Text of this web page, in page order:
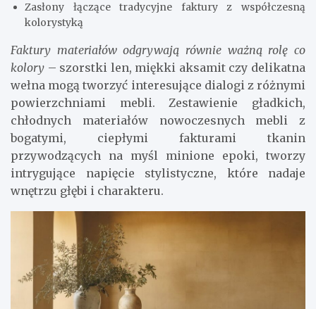
Zasłony łączące tradycyjne faktury z współczesną
kolorystyką
Faktury materiałów odgrywają równie ważną rolę co
kolory – szorstki len, miękki aksamit czy delikatna
wełna mogą tworzyć interesujące dialogi z różnymi
powierzchniami mebli. Zestawienie gładkich,
chłodnych materiałów nowoczesnych mebli z
bogatymi, ciepłymi fakturami tkanin
przywodzących na myśl minione epoki, tworzy
intrygujące napięcie stylistyczne, które nadaje
wnętrzu głębi i charakteru.